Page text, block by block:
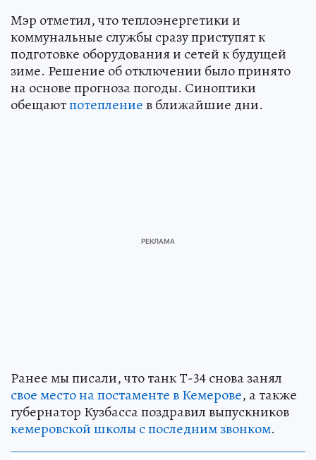
Мэр отметил, что теплоэнергетики и
коммунальные службы сразу приступят к
подготовке оборудования и сетей к будущей
зиме. Решение об отключении было принято
на основе прогноза погоды. Синоптики
обещаютпотеплениев ближайшие дни.
Ранее мы писали, что танк Т-34 снова занял
свое место на постаменте в Кемерове, а также
губернатор Кузбасса поздравил выпускников
кемеровской школы с последним звонком.